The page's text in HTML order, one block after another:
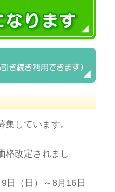
しています。
格改定されまし
日（日）～8月16日